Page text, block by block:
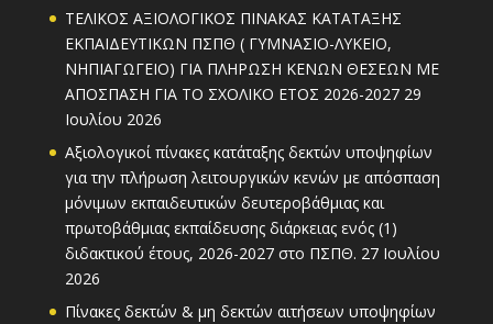
ΤΕΛΙΚΟΣ ΑΞΙΟΛΟΓΙΚΟΣ ΠΙΝΑΚΑΣ ΚΑΤΑΤΑΞΗΣ
ΕΚΠΑΙΔΕΥΤΙΚΩΝ ΠΣΠΘ ( ΓΥΜΝΑΣΙΟ-ΛΥΚΕΙΟ,
ΝΗΠΙΑΓΩΓΕΙΟ) ΓΙΑ ΠΛΗΡΩΣΗ ΚΕΝΩΝ ΘΕΣΕΩΝ ΜΕ
ΑΠΟΣΠΑΣΗ ΓΙΑ ΤΟ ΣΧΟΛΙΚΟ ΕΤΟΣ 2026-2027 29
Ιουλίου 2026
Αξιολογικοί πίνακες κατάταξης δεκτών υποψηφίων
για την πλήρωση λειτουργικών κενών με απόσπαση
μόνιμων εκπαιδευτικών δευτεροβάθμιας και
πρωτοβάθμιας εκπαίδευσης διάρκειας ενός (1)
διδακτικού έτους, 2026-2027 στο ΠΣΠΘ. 27 Ιουλίου
2026
Πίνακες δεκτών & μη δεκτών αιτήσεων υποψηφίων